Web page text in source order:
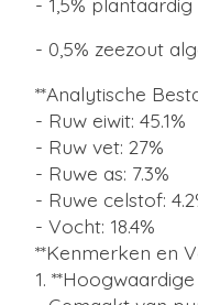
- 0,5% zeezout
**Analytische
- Ruw eiwit: 45.1%
- Ruw vet: 27%
- Ruwe as: 7.3%
- Ruwe celstof:
- Vocht: 18.4%
**Kenmerken en
1.